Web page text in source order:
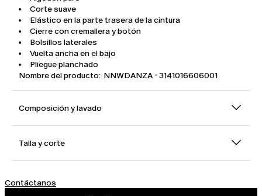
Corte suave
Elástico en la parte trasera de la cintura
Cierre con cremallera y botón
Bolsillos laterales
Vuelta ancha en el bajo
Pliegue planchado
Nombre del producto: NNWDANZA - 3141016606001
Composición y lavado
Talla y corte
Contáctanos